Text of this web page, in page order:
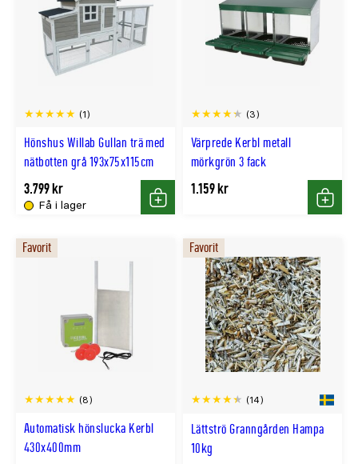
Hönshus Willab Gullan trä med
nätbotten grå 193x75x115cm
(1)
Få i lager
3.799 kr
Köp
Värprede Kerbl metall
mörkgrön 3 fack
(3)
1.159 kr
Köp
Automatisk hönslucka Kerbl
430x400mm
(8)
Favorit
Lättströ Granngården Hampa
10kg
(14)
Favorit